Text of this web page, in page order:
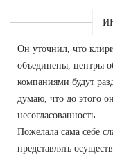
Он уточнил, что
объединены, центры
компаниями будут
думаю, что до этого
несогласованность.
Пожелала сама себе
представлять